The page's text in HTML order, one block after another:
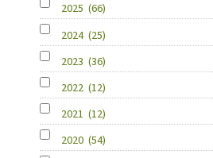
2025 (66)
2024 (25)
2023 (36)
2022 (12)
2021 (12)
2020 (54)